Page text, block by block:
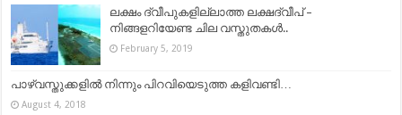
ലക്ഷം ദ്വീപുകളില്ലാത്ത ലക്ഷദ്വീപ് –
നിങ്ങളറിയേണ്ട ചില വസ്തുതകൾ..
February 5, 2019
പാഴ്വസ്തുക്കളിൽ നിന്നും പിറവിയെടുത്ത കളിവണ്ടി…
August 4, 2018